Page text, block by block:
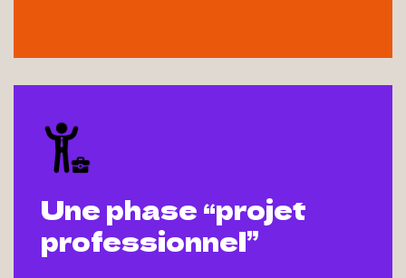
Une phase “projet
professionnel”